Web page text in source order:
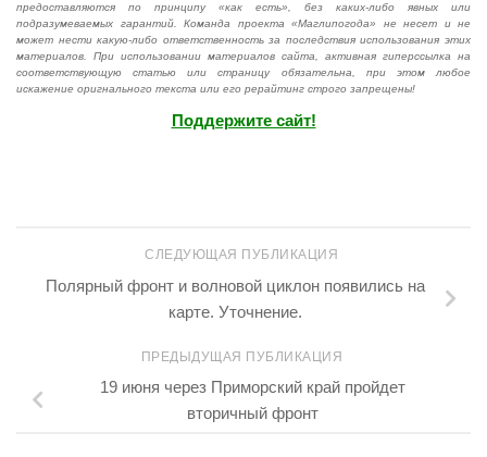
предоставляются по принципу «как есть», без каких-либо явных или
подразумеваемых гарантий. Команда проекта «Маглипогода» не несет и не
может нести какую-либо ответственность за последствия использования этих
материалов. При использовании материалов сайта, активная гиперссылка на
соответствующую статью или страницу обязательна, при этом любое
искажение оригнального текста или его рерайтинг строго запрещены!
Поддержите сайт!
СЛЕДУЮЩАЯ ПУБЛИКАЦИЯ
Полярный фронт и волновой циклон появились на
карте. Уточнение.
ПРЕДЫДУЩАЯ ПУБЛИКАЦИЯ
19 июня через Приморский край пройдет
вторичный фронт